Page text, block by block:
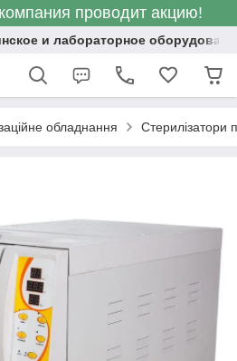
проводит акцию!
и лабораторное
обладнання Стерилізатори